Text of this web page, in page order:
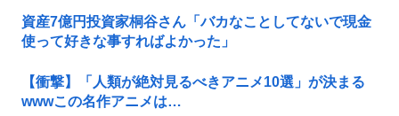
資産7億円投資家桐谷さん「バカなことしてないで現金
使って好きな事すればよかった」
【衝撃】「人類が絶対見るべきアニメ10選」が決まる
wwwこの名作アニメは…